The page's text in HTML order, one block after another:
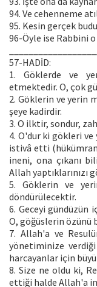
94. Ve cehenneme
95. Kesin gerçek
96-Öyle ise Rabbini
57-HADİD:
1. Göklerde ve
etmektedir. O, çok
2. Göklerin ve yerin
şeye kadirdir.
3. O ilktir, sondur,
4. O'dur ki gökleri ve
istivâ etti (hükümran
ineni, ona çıkanı
Allah yaptıklarınızı
5. Göklerin ve
döndürülecektir.
6. Geceyi gündüzün
O, göğüslerin özünü
7. Allah'a ve
yönetiminize
harcayanlar için
8. Size ne oldu ki,
ettiği halde Allah'a